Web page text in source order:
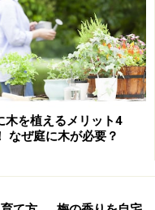
また苗木を取り扱って
れるはずですから、お
しょう。
木を植えるメリット4
なぜ庭に木が必要？